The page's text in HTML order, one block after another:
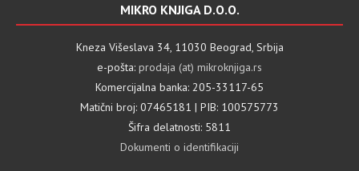
MIKRO KNJIGA D.O.O.
Kneza Višeslava 34, 11030 Beograd, Srbija
e-pošta: prodaja (at) mikroknjiga.rs
Komercijalna banka: 205-33117-65
Matični broj: 07465181 | PIB: 100575773
Šifra delatnosti: 5811
Dokumenti o identifikaciji